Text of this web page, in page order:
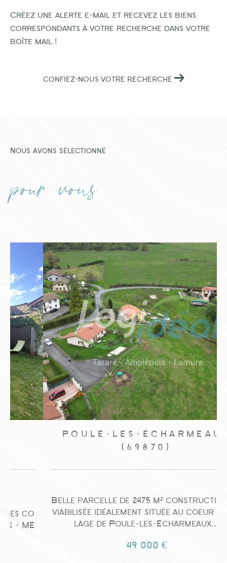
Créez une alerte e-mail et recevez les biens
correspondants à votre recherche dans votre
boîte mail !
CONFIEZ-NOUS VOTRE RECHERCHE
Nous avons sélectionné
pour vous
POULE-LES-ÉCHARMEAUX
(69870)
Belle parcelle de 2475 m² constructible et
viabilisée idéalement située au coeur du vil
lage de Poule-les-Echarmeaux...
49 000 €